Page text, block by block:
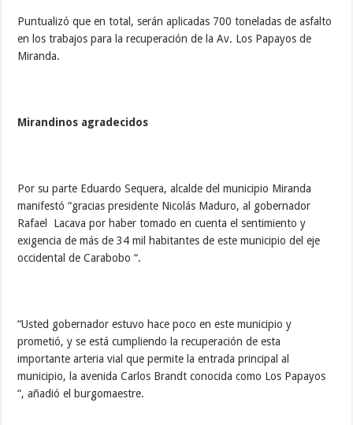
Puntualizó que en total, serán aplicadas 700 toneladas de asfalto
en los trabajos para la recuperación de la Av. Los Papayos de
Miranda.
Mirandinos agradecidos
Por su parte Eduardo Sequera, alcalde del municipio Miranda
manifestó “gracias presidente Nicolás Maduro, al gobernador
Rafael Lacava por haber tomado en cuenta el sentimiento y
exigencia de más de 34 mil habitantes de este municipio del eje
occidental de Carabobo “.
“Usted gobernador estuvo hace poco en este municipio y
prometió, y se está cumpliendo la recuperación de esta
importante arteria vial que permite la entrada principal al
municipio, la avenida Carlos Brandt conocida como Los Papayos
“, añadió el burgomaestre.